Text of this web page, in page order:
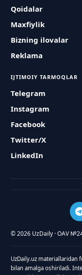
Qoidalar
Maxfiylik
Bizning ilovalar
Reklama
IJTIMOIY TARMOQLAR
Telegram
Instagram
Facebook
Twitter/X
LinkedIn
© 2026 UzDaily · OAV
UzDaily.uz materiallaridan
bilan amalga oshiriladi.